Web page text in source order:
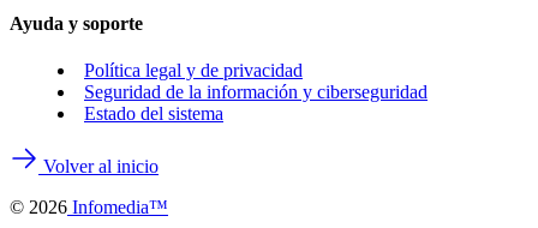
Ayuda y soporte
Política legal y de privacidad
Seguridad de la información y ciberseguridad
Estado del sistema
Volver al inicio
© 2026 Infomedia™